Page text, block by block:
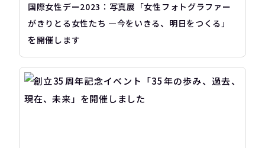
国際女性デー2023：写真展「女性フォトグラファー
がきりとる女性たち ―今をいきる、明日をつくる」
を開催します